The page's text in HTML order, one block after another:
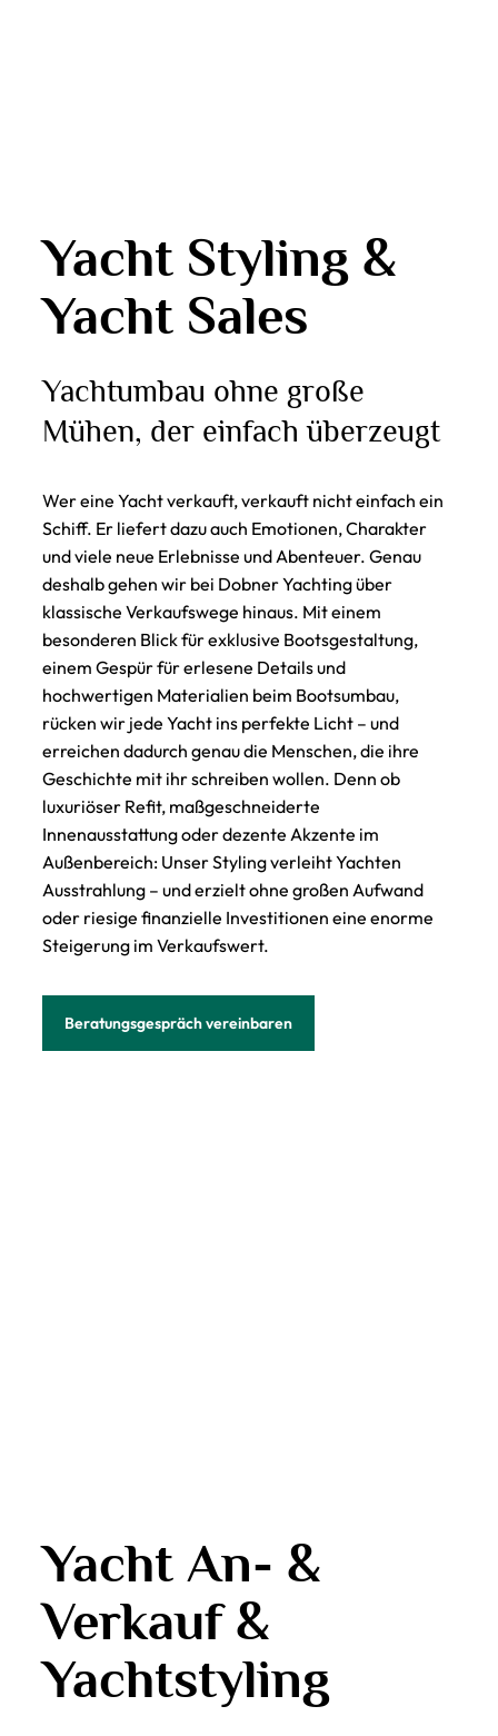
Yacht Styling &
Yacht Sales
Yachtumbau ohne große
Mühen, der einfach überzeugt
Wer eine Yacht verkauft, verkauft nicht einfach ein
Schiff. Er liefert dazu auch Emotionen, Charakter
und viele neue Erlebnisse und Abenteuer. Genau
deshalb gehen wir bei Dobner Yachting über
klassische Verkaufswege hinaus. Mit einem
besonderen Blick fürexklusive Bootsgestaltung,
einem Gespür für erlesene Details und
hochwertigen Materialien beim Bootsumbau,
rücken wir jede Yacht ins perfekte Licht – und
erreichen dadurch genau die Menschen, die ihre
Geschichte mit ihr schreiben wollen. Denn ob
luxuriöser Refit, maßgeschneiderte
Innenausstattung oder dezente Akzente im
Außenbereich: Unser Styling verleiht Yachten
Ausstrahlung – und erzielt ohne großen Aufwand
oder riesige finanzielle Investitionen eine enorme
Steigerung im Verkaufswert.
Beratungsgespräch vereinbaren
Yacht An- &
Verkauf &
Yachtstyling